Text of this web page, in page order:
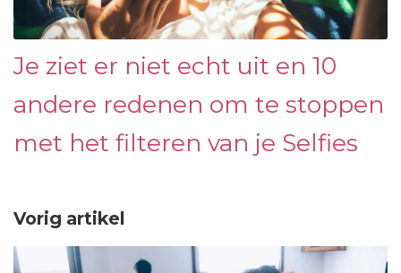
Je ziet er niet echt uit en 10
andere redenen om te stoppen
met het filteren van je Selfies
Vorig artikel